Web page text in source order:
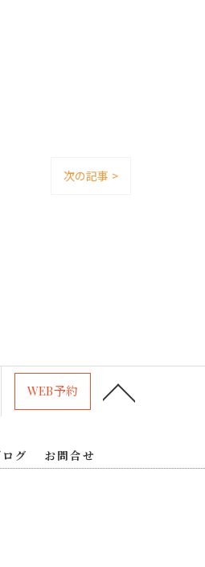
次の記事 >
WEB予約
ログ
お問合せ